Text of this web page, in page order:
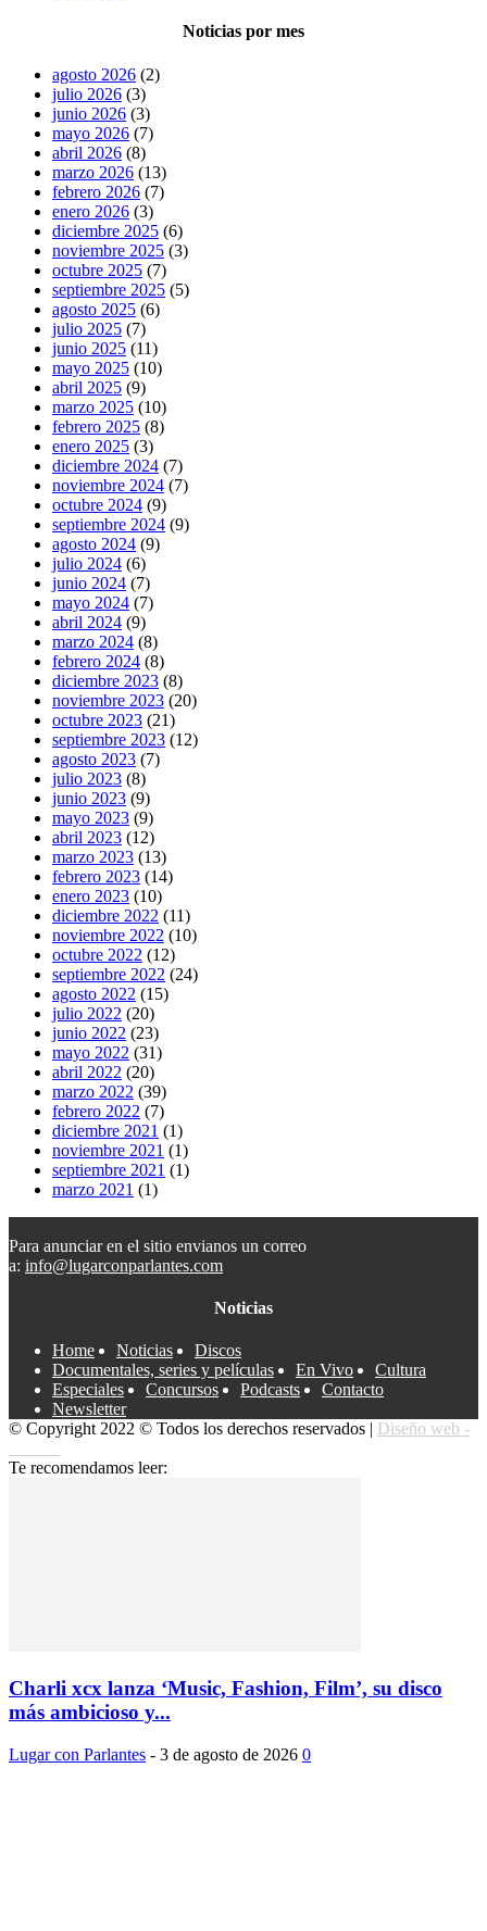
Noticias por mes
agosto 2026 (2)
julio 2026 (3)
junio 2026 (3)
mayo 2026 (7)
abril 2026 (8)
marzo 2026 (13)
febrero 2026 (7)
enero 2026 (3)
diciembre 2025 (6)
noviembre 2025 (3)
octubre 2025 (7)
septiembre 2025 (5)
agosto 2025 (6)
julio 2025 (7)
junio 2025 (11)
mayo 2025 (10)
abril 2025 (9)
marzo 2025 (10)
febrero 2025 (8)
enero 2025 (3)
diciembre 2024 (7)
noviembre 2024 (7)
octubre 2024 (9)
septiembre 2024 (9)
agosto 2024 (9)
julio 2024 (6)
junio 2024 (7)
mayo 2024 (7)
abril 2024 (9)
marzo 2024 (8)
febrero 2024 (8)
diciembre 2023 (8)
noviembre 2023 (20)
octubre 2023 (21)
septiembre 2023 (12)
agosto 2023 (7)
julio 2023 (8)
junio 2023 (9)
mayo 2023 (9)
abril 2023 (12)
marzo 2023 (13)
febrero 2023 (14)
enero 2023 (10)
diciembre 2022 (11)
noviembre 2022 (10)
octubre 2022 (12)
septiembre 2022 (24)
agosto 2022 (15)
julio 2022 (20)
junio 2022 (23)
mayo 2022 (31)
abril 2022 (20)
marzo 2022 (39)
febrero 2022 (7)
diciembre 2021 (1)
noviembre 2021 (1)
septiembre 2021 (1)
marzo 2021 (1)
Para anunciar en el sitio envianos un correo
a: info@lugarconparlantes.com
Noticias
Home Noticias
Discos
Documentales, series y películas
En Vivo
Cultura
Especiales
Concursos Podcasts
Contacto
Newsletter
© Copyright 2022 © Todos los derechos reservados | Diseño web -
Te recomendamos leer:
Charli xcx lanza ‘Music, Fashion, Film’, su disco
más ambicioso y...
Lugar con Parlantes - 3 de agosto de 2026 0